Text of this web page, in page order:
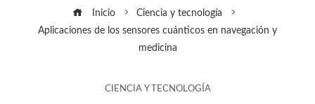
Inicio
Ciencia y tecnología
Aplicaciones de los sensores cuánticos en navegación y
medicina
CIENCIA Y TECNOLOGÍA